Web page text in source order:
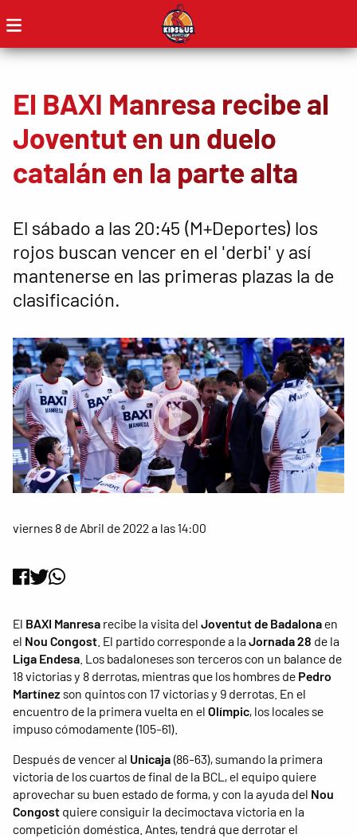
El BAXI Manresa recibe al
Joventut en un duelo
catalán en la parte alta
El sábado a las 20:45 (M+Deportes) los
rojos buscan vencer en el 'derbi' y así
mantenerse en las primeras plazas la de
clasificación.
viernes 8 de Abril de 2022 a las 14:00
El BAXI Manresa recibe la visita del Joventut de Badalonaen
el Nou Congost . El partido corresponde a la Jornada 28 de la
Liga Endesa . Los badaloneses son terceros con un balance de
18 victorias y 8 derrotas, mientras que los hombres de Pedro
Martínez son quintos con 17 victorias y 9 derrotas. En el
encuentro de la primera vuelta en el Olímpic, los locales se
impuso cómodamente (105-61).
Después de vencer al Unicaja (86-63), sumando la primera
victoria de los cuartos de final de la BCL, el equipo quiere
aprovechar su buen estado de forma, y ​​con la ayuda del Nou
Congost quiere consiguir la decimoctava victoria en la
competición doméstica. Antes, tendrá que derrotar el